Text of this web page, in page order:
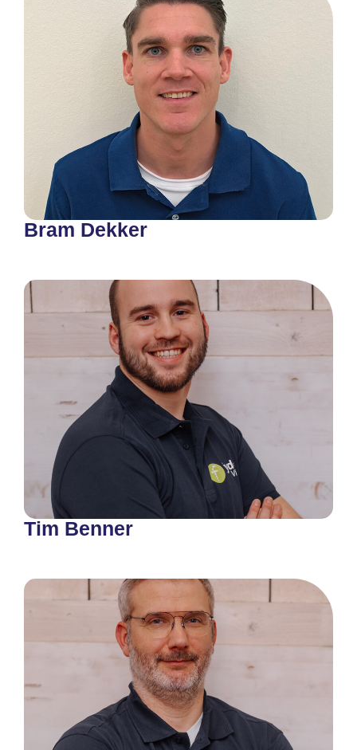
Bram Dekker
Tim Benner